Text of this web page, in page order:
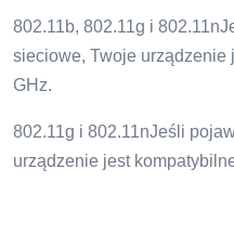
802.11b, 802.11g i
sieciowe, Twoje urządzenie
GHz.
802.11g i 802.11nJeśli
urządzenie jest